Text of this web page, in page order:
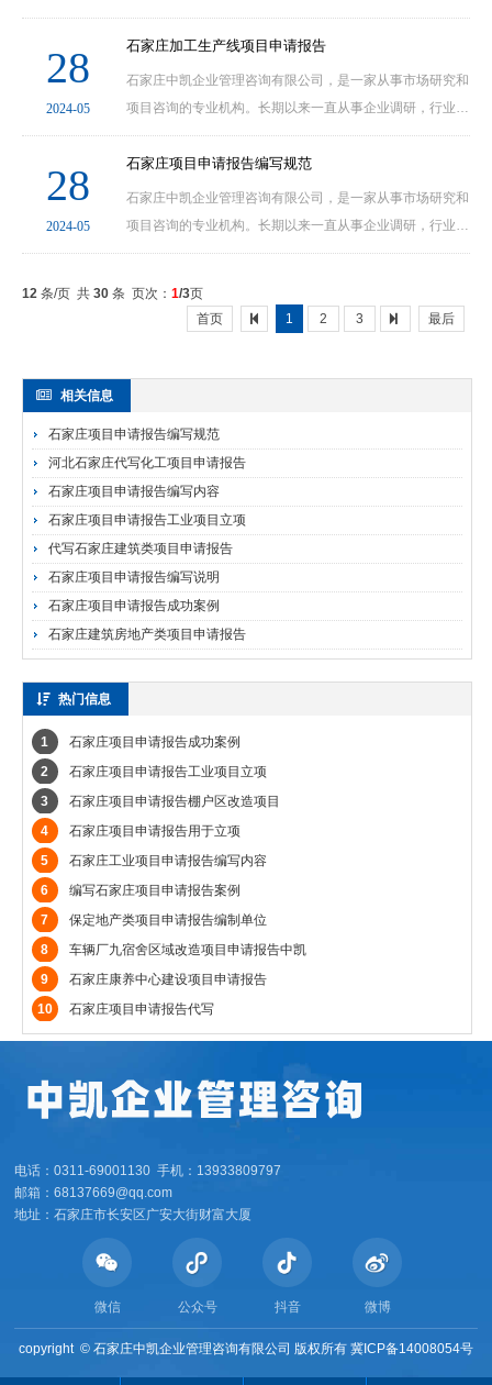
析以及企业项目立项服务等工作。石家庄中凯企业管理咨询
有限公司主要提供项目立项咨询、编制项目建议书......
28
2024-05
石家庄加工生产线项目申请报告
石家庄中凯企业管理咨询有限公司，是一家从事市场研究和
项目咨询的专业机构。长期以来一直从事企业调研，行业分
析以及企业项目立项服务等工作。石家庄中凯企业管理咨询
有限公司主要提供项目立项咨询、编制项目建议书......
28
2024-05
石家庄项目申请报告编写规范
石家庄中凯企业管理咨询有限公司，是一家从事市场研究和
项目咨询的专业机构。长期以来一直从事企业调研，行业分
析以及企业项目立项服务等工作。石家庄中凯企业管理咨询
12 条/页 共 30条 页次： 1/3页
首页
1 2 3 最后
相关信息
石家庄项目申请报告编写规范
河北石家庄代写化工项目申请报告
石家庄项目申请报告编写内容
石家庄项目申请报告工业项目立项
代写石家庄建筑类项目申请报告
石家庄项目申请报告编写说明
石家庄项目申请报告成功案例
石家庄建筑房地产类项目申请报告
热门信息
1
石家庄项目申请报告成功案例
2
石家庄项目申请报告工业项目立项
3
石家庄项目申请报告棚户区改造项目
4
石家庄项目申请报告用于立项
5
石家庄工业项目申请报告编写内容
6
编写石家庄项目申请报告案例
7
保定地产类项目申请报告编制单位
8
车辆厂九宿舍区域改造项目申请报告中凯
9
石家庄康养中心建设项目申请报告
10
石家庄项目申请报告代写
电话：0311-69001130 手机：13933809797
邮箱：68137669@qq.com
地址：石家庄市长安区广安大街财富大厦
微信 公众号 抖音 微博
copyright © 石家庄中凯企业管理咨询有限公司 版权所有 冀ICP备14008054号